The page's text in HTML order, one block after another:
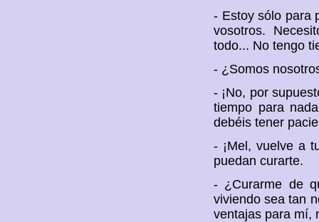
- Estoy sólo para
vosotros.
todo... No tengo
- ¿Somos
- ¡No, por
tiempo para
debéis tener
- ¡Mel, vuelve a
puedan curarte.
- ¿Curarme de
viviendo sea tan
ventajas para mí,